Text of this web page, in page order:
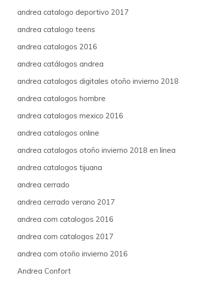
andrea catalogo deportivo 2017
andrea catalogo teens
andrea catalogos 2016
andrea catálogos andrea
andrea catalogos digitales otoño invierno 2018
andrea catalogos hombre
andrea catalogos mexico 2016
andrea catalogos online
andrea catalogos otoño invierno 2018 en linea
andrea catalogos tijuana
andrea cerrado
andrea cerrado verano 2017
andrea com catalogos 2016
andrea com catalogos 2017
andrea com otoño invierno 2016
Andrea Confort